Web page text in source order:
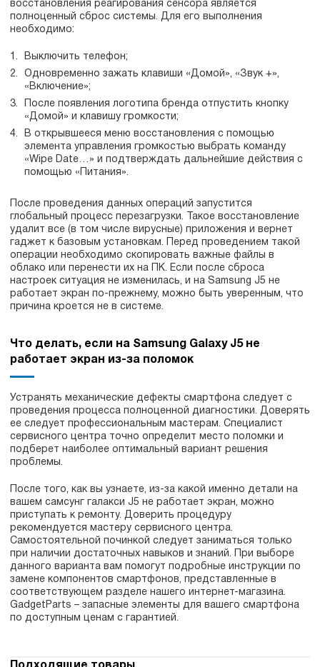
восстановления реагирования сенсора является
полноценный сброс системы. Для его выполнения
необходимо:
Выключить телефон;
Одновременно зажать клавиши «Домой», «Звук +»,
«Включение»;
После появления логотипа бренда отпустить кнопку
«Домой» и клавишу громкости;
В открывшееся меню восстановления с помощью
элемента управления громкостью выбрать команду
«Wipe Date…» и подтверждать дальнейшие действия с
помощью «Питания».
После проведения данных операций запустится
глобальный процесс перезагрузки. Такое восстановление
удалит все (в том числе вирусные) приложения и вернет
гаджет к базовым установкам. Перед проведением такой
операции необходимо скопировать важные файлы в
облако или перенести их на ПК. Если после сброса
настроек ситуация не изменилась, и на Samsung J5 не
работает экран по-прежнему, можно быть уверенным, что
причина кроется не в системе.
Что делать, если на Samsung Galaxy J5 не
работает экран из-за поломок
Устранять механические дефекты смартфона следует с
проведения процесса полноценной диагностики. Доверять
ее следует профессиональным мастерам. Специалист
сервисного центра точно определит место поломки и
подберет наиболее оптимальный вариант решения
проблемы.
После того, как вы узнаете, из-за какой именно детали на
вашем самсунг галакси J5 не работает экран, можно
приступать к ремонту. Доверить процедуру
рекомендуется мастеру сервисного центра.
Самостоятельной починкой следует заниматься только
при наличии достаточных навыков и знаний. При выборе
данного варианта вам помогут подробные инструкции по
замене компонентов смартфонов, представленные в
соответствующем разделе нашего интернет-магазина.
GadgetParts – запасные элементы для вашего смартфона
по доступным ценам с гарантией.